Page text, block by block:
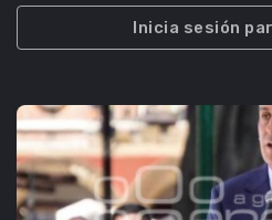
Inicia sesión